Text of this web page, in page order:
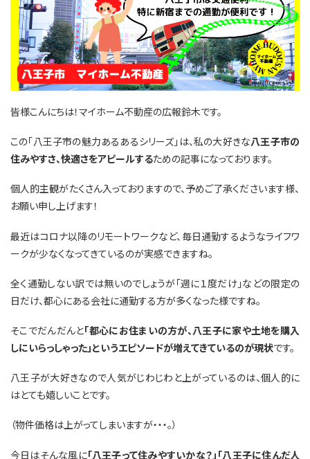
皆様こんにちは！マイホーム不動産の広報鈴木です。
この「八王子市の魅力あるあるシリーズ」は、私の大好きな八王子市の
住みやすさ、快適さをアピールするための記事になっております。
個人的主観がたくさん入っておりますので、予めご了承くださいます様、
お願い申し上げます！
最近はコロナ以降のリモートワークなど、毎日通勤するようなライフワ
ークが少なくなってきているのが実感できますね。
全く通勤しない訳では無いのでしょうが「週に１度だけ」などの限定の
日だけ、都心にある会社に通勤する方が多くなった様ですね。
そこでだんだんと「都心にお住まいの方が、八王子に家や土地を購入
しにいらっしゃった」というエピソードが増えてきているのが現状です。
八王子が大好きなので人気がじわじわと上がっているのは、個人的に
はとても嬉しいことです。
（物件価格は上がってしまいますが・・・。）
今日はそんな風に「八王子って住みやすいかな？」「八王子に住んだ人